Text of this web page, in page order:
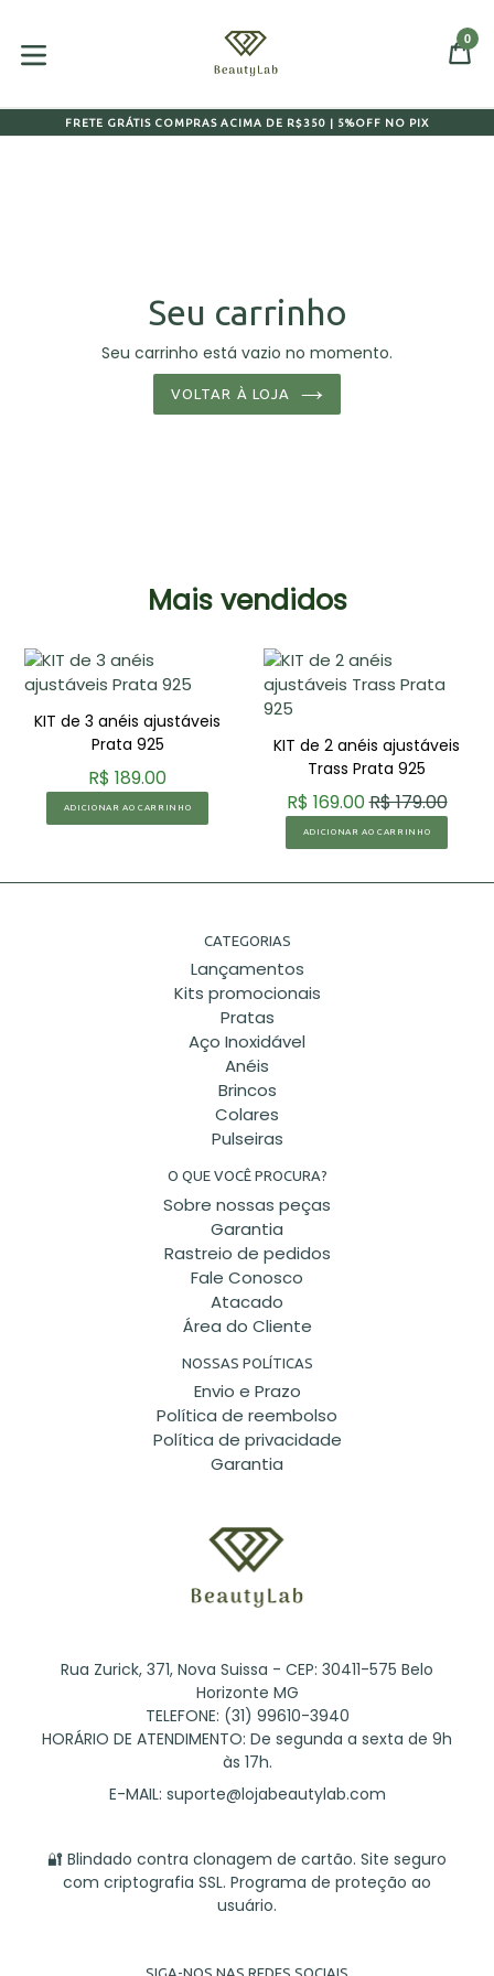
0
FRETE GRÁTIS COMPRAS ACIMA DE R$350 | 5%OFF NO PIX
Seu carrinho
Seu carrinho está vazio no momento.
VOLTAR À LOJA
Mais vendidos
KIT de 3 anéis ajustáveis
Prata 925
R$ 189.00
ADICIONAR AO CARRINHO
KIT de 2 anéis ajustáveis
Trass Prata 925
R$ 169.00R$ 179.00
ADICIONAR AO CARRINHO
CATEGORIAS
Lançamentos
Kits promocionais
Pratas
Aço Inoxidável
Anéis
Brincos
Colares
Pulseiras
O QUE VOCÊ PROCURA?
Sobre nossas peças
Garantia
Rastreio de pedidos
Fale Conosco
Atacado
Área do Cliente
NOSSAS POLÍTICAS
Envio e Prazo
Política de reembolso
Política de privacidade
Garantia
Rua Zurick, 371, Nova Suissa - CEP: 30411-575 Belo
Horizonte MG
TELEFONE: (31) 99610-3940
HORÁRIO DE ATENDIMENTO: De segunda a sexta de 9h
às 17h.
E-MAIL: suporte@lojabeautylab.com
🔐 Blindado contra clonagem de cartão. Site seguro
com criptografia SSL. Programa de proteção ao
usuário.
SIGA-NOS NAS REDES SOCIAIS